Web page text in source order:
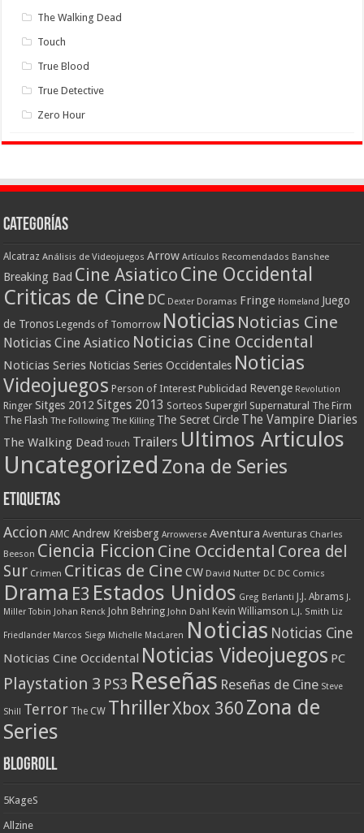
The Walking Dead
Touch
True Blood
True Detective
Zero Hour
Categorías
Alcatraz Análisis de Videojuegos Arrow Artículos Recomendados Banshee
Breaking Bad Cine AsiaticoCine Occidental
Criticas de Cine DC Dexter Doramas Fringe Homeland Juego
de Tronos Legends of Tomorrow Noticias Noticias Cine
Noticias Cine Asiatico Noticias Cine Occidental
Noticias Series Noticias Series Occidentales Noticias
Videojuegos Person of Interest Publicidad Revenge Revolution
Ringer Sitges 2012 Sitges 2013 Sorteos Supergirl Supernatural The Firm
The Flash The Following The Killing The Secret Circle The Vampire Diaries
The Walking Dead Touch Trailers Ultimos Articulos
Uncategorized Zona de Series
Etiquetas
Accion AMC Andrew Kreisberg Arrowverse Aventura Aventuras Charles
Beeson Ciencia Ficcion Cine Occidental Corea del
Sur Crimen Criticas de Cine CW David Nutter DC DC Comics
Drama E3 Estados Unidos Greg Berlanti J.J. Abrams J.
Miller Tobin
Johan Renck John Behring John Dahl Kevin Williamson L.J. Smith Liz
Friedlander Marcos Siega Michelle MacLaren Noticias Noticias Cine
Noticias Cine Occidental Noticias Videojuegos PC
Playstation 3 PS3 Reseñas Reseñas de Cine Steve
Shill Terror The CW ThrillerXbox 360 Zona de
Series
Blogroll
5KageS
Allzine